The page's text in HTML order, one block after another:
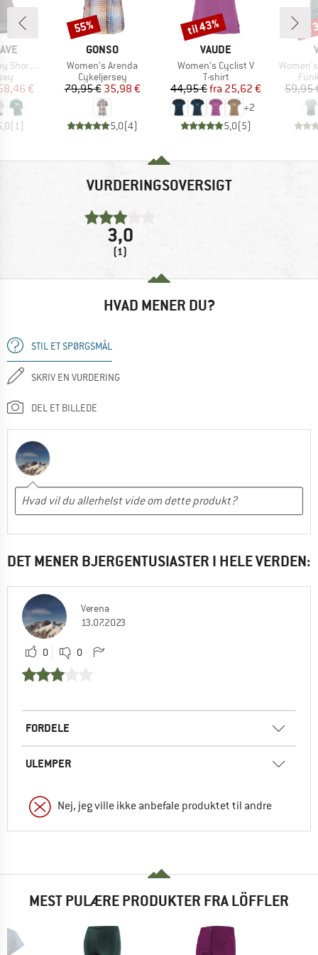
Sleeve
pris
€
(1)
MÆRKE
GONSO
Artikel
Women's Arenda
Produktgruppe
Cykeljersey
Pris
79,95 €Nedsat pris
35,98 €
5,0(4)
Rabat
55%
MÆRKE
VAUDE
Artikel
Women's Cyclist V
Produktgruppe
T-shirt
Pris
44,95 € Nedsat pris
fra 25,62 €
+2
5,0(5)
Rabat
til 43%
Artikel
59,95
VURDERINGSOVERSIGT
3,0
(1)
HVAD MENER DU?
STIL ET SPØRGSMÅL
SKRIV EN VURDERING
DEL ET BILLEDE
DET MENER BJERGENTUSIASTER I HELE VERDEN:
Verena
13.07.2023
0 0
FORDELE
ULEMPER
Nej, jeg ville ikke anbefale produktet til andre
MEST PULÆRE PRODUKTER FRA LÖFFLER